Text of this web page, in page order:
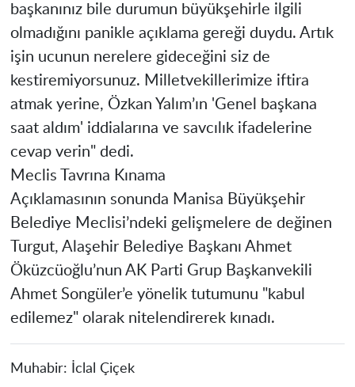
başkanınız bile durumun büyükşehirle ilgili
olmadığını panikle açıklama gereği duydu. Artık
işin ucunun nerelere gideceğini siz de
kestiremiyorsunuz. Milletvekillerimize iftira
atmak yerine, Özkan Yalım’ın 'Genel başkana
saat aldım' iddialarına ve savcılık ifadelerine
cevap verin" dedi.
​Meclis Tavrına Kınama
​Açıklamasının sonunda Manisa Büyükşehir
Belediye Meclisi’ndeki gelişmelere de değinen
Turgut, Alaşehir Belediye Başkanı Ahmet
Öküzcüoğlu’nun AK Parti Grup Başkanvekili
Ahmet Songüler’e yönelik tutumunu "kabul
edilemez" olarak nitelendirerek kınadı.
Muhabir: İclal Çiçek